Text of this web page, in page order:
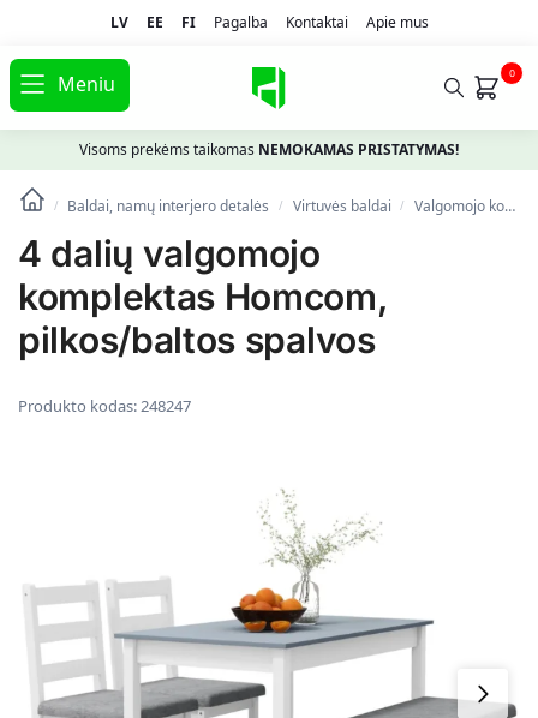
LV EE FI Pagalba Kontaktai Apie mus
Meniu 0
Visoms prekėms taikomas NEMOKAMAS PRISTATYMAS!
/ Baldai, namų interjero detalės / Virtuvės baldai / Valgomojo komplektai
4 dalių valgomojo
komplektas Homcom,
pilkos/baltos spalvos
Produkto kodas:248247